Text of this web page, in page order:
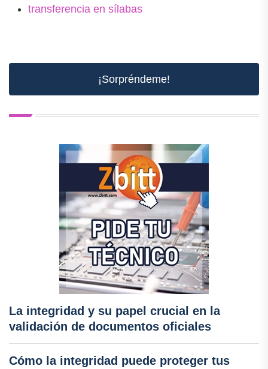
transferencia en sílabas
¡Sorpréndeme!
La integridad y su papel crucial en la
validación de documentos oficiales
Cómo la integridad puede proteger tus